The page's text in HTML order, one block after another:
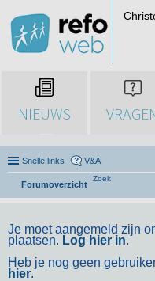
NIEUWS
Snelle links V&A
Forumoverzicht
Zoek
Je moet aangemeld zijn
plaatsen. Log hier in.
Heb je nog geen
hier.